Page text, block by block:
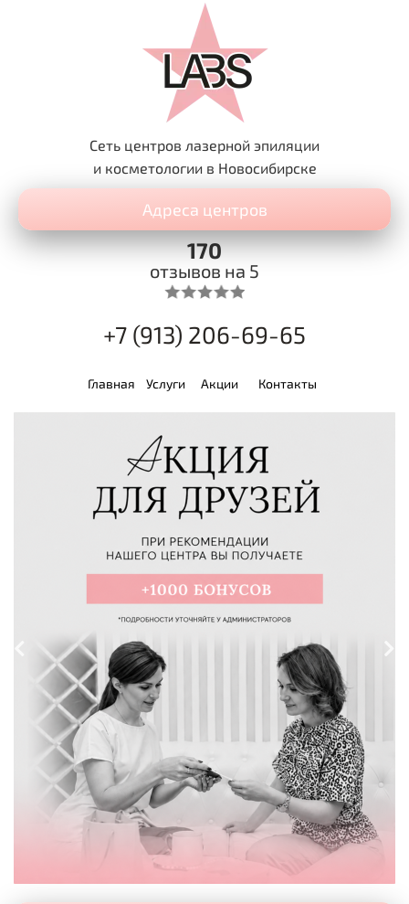
Сеть центров лазерной эпиляции
и косметологии в Новосибирске
Адреса центров
170
отзывов на 5
+7 (913) 206-69-65
Главная Услуги Акции Контакты